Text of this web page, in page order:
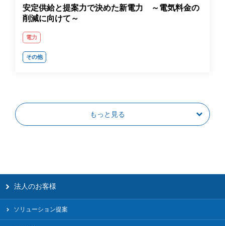
安定供給と提案力で決めた新電力 ～電気料金の
削減に向けて～
電力
その他
もっと見る
法人のお客様
ソリューション提案